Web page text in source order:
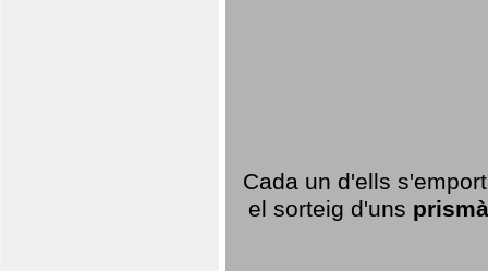
Cada un d'ells
el sorteig d'uns